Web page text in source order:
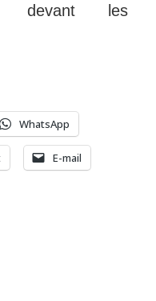
devant les
WhatsApp
E-mail